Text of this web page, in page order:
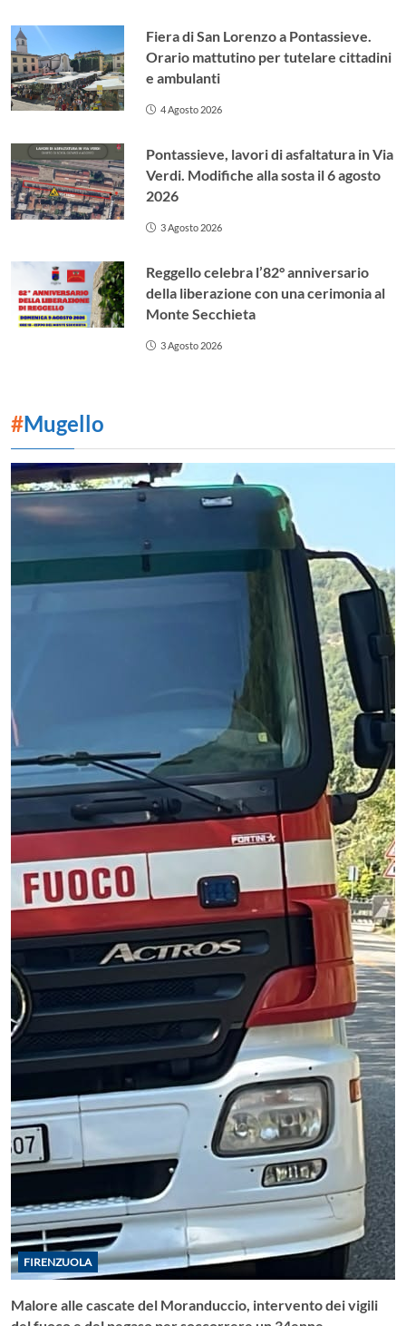
Fiera di San Lorenzo a Pontassieve.
Orario mattutino per tutelare cittadini
e ambulanti
4 Agosto 2026
Pontassieve, lavori di asfaltatura in Via
Verdi. Modifiche alla sosta il 6 agosto
2026
3 Agosto 2026
Reggello celebra l’82° anniversario
della liberazione con una cerimonia al
Monte Secchieta
3 Agosto 2026
#Mugello
FIRENZUOLA
Malore alle cascate del Moranduccio, intervento dei vigili